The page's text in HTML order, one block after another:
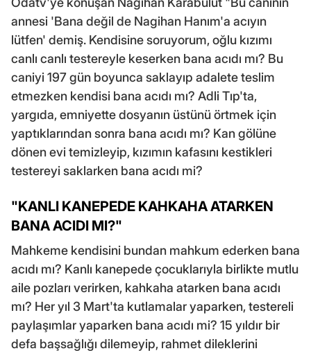
annesi 'Bana değil de Nagihan Hanım'a acıyın
lütfen' demiş. Kendisine soruyorum, oğlu kızımı
canlı canlı testereyle keserken bana acıdı mı? Bu
caniyi 197 gün boyunca saklayıp adalete teslim
etmezken kendisi bana acıdı mı? Adli Tıp'ta,
yargıda, emniyette dosyanın üstünü örtmek için
yaptıklarından sonra bana acıdı mı? Kan gölüne
dönen evi temizleyip, kızımın kafasını kestikleri
testereyi saklarken bana acıdı mi?
"KANLI KANEPEDE KAHKAHA ATARKEN
BANA ACIDI MI?"
Mahkeme kendisini bundan mahkum ederken bana
acıdı mı? Kanlı kanepede çocuklarıyla birlikte mutlu
aile pozları verirken, kahkaha atarken bana acıdı
mı? Her yıl 3 Mart'ta kutlamalar yaparken, testereli
paylaşımlar yaparken bana acıdı mi? 15 yıldır bir
defa başsağlığı dilemeyip, rahmet dileklerini